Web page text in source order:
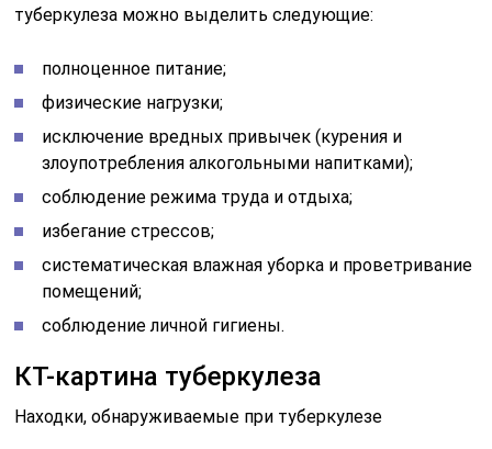
туберкулеза можно выделить следующие:
полноценное питание;
физические нагрузки;
исключение вредных привычек (курения и
злоупотребления алкогольными напитками);
соблюдение режима труда и отдыха;
избегание стрессов;
систематическая влажная уборка и проветривание
помещений;
соблюдение личной гигиены.
КТ-картина туберкулеза
Находки, обнаруживаемые при туберкулезе